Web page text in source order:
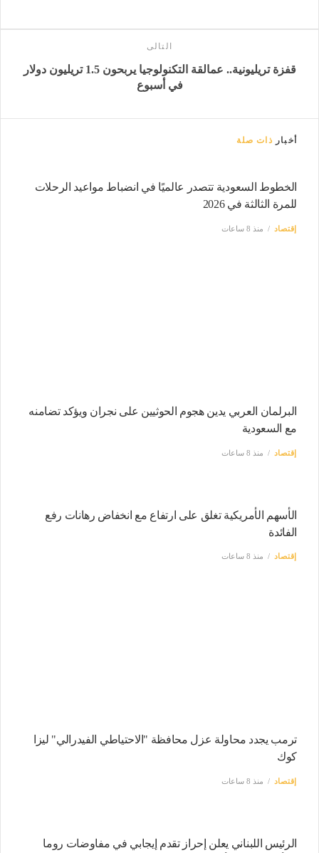
التالى
قفزة تريليونية.. عمالقة التكنولوجيا يربحون 1.5 تريليون دولار
في أسبوع
أخبار ذات صلة
الخطوط السعودية تتصدر عالميًا في انضباط مواعيد الرحلات
للمرة الثالثة في 2026
إقتصاد منذ 8 ساعات
البرلمان العربي يدين هجوم الحوثيين على نجران ويؤكد تضامنه
مع السعودية
إقتصاد منذ 8 ساعات
الأسهم الأمريكية تغلق على ارتفاع مع انخفاض رهانات رفع
الفائدة
إقتصاد منذ 8 ساعات
ترمب يجدد محاولة عزل محافظة "الاحتياطي الفيدرالي" ليزا
كوك
إقتصاد منذ 8 ساعات
الرئيس اللبناني يعلن إحراز تقدم إيجابي في مفاوضات روما